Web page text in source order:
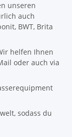
unseren
auch
BWT, Brita
helfen Ihnen
oder auch via
sodass du